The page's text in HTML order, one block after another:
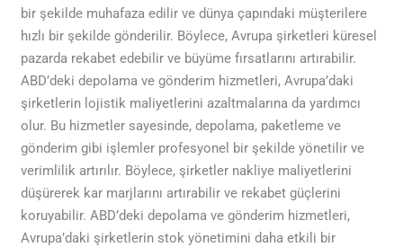
bir şekilde muhafaza edilir ve dünya çapındaki müşterilere
hızlı bir şekilde gönderilir. Böylece, Avrupa şirketleri küresel
pazarda rekabet edebilir ve büyüme fırsatlarını artırabilir.
ABD’deki depolama ve gönderim hizmetleri, Avrupa’daki
şirketlerin lojistik maliyetlerini azaltmalarına da yardımcı
olur. Bu hizmetler sayesinde, depolama, paketleme ve
gönderim gibi işlemler profesyonel bir şekilde yönetilir ve
verimlilik artırılır. Böylece, şirketler nakliye maliyetlerini
düşürerek kar marjlarını artırabilir ve rekabet güçlerini
koruyabilir. ABD’deki depolama ve gönderim hizmetleri,
Avrupa’daki şirketlerin stok yönetimini daha etkili bir